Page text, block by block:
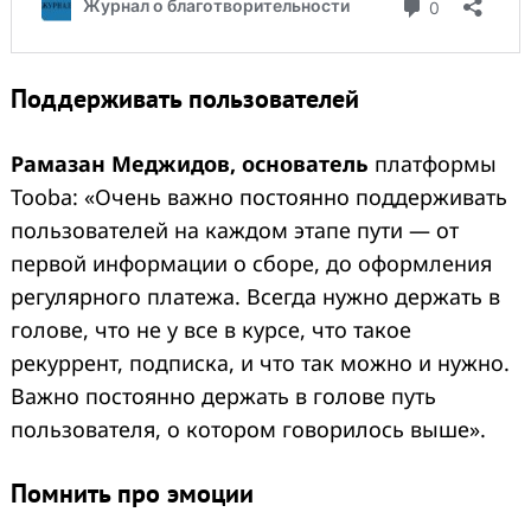
Поддерживать пользователей
Рамазан Меджидов, основатель платформы
Tooba: «Очень важно постоянно поддерживать
пользователей на каждом этапе пути — от
первой информации о сборе, до оформления
регулярного платежа. Всегда нужно держать в
голове, что не у все в курсе, что такое
рекуррент, подписка, и что так можно и нужно.
Важно постоянно держать в голове путь
пользователя, о котором говорилось выше».
Помнить про эмоции